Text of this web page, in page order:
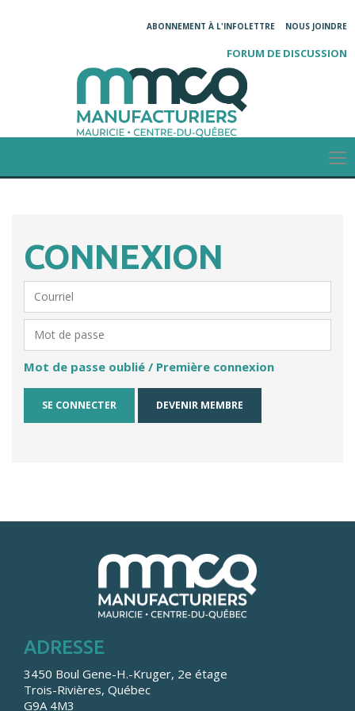
ABONNEMENT À L'INFOLETTRE NOUS JOINDRE
FORUM DE DISCUSSION
CONNEXION
Mot de passe oublié / Première connexion
DEVENIR MEMBRE
ADRESSE
3450 Boul Gene-H.-Kruger, 2e étage
Trois-Rivières, Québec
G9A 4M3